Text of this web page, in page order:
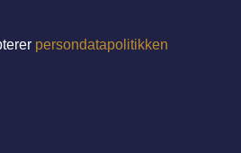
persondatapolitikken